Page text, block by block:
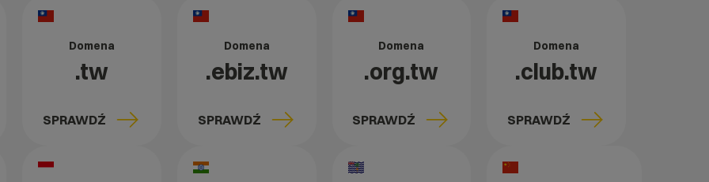
Domena
.tw
SPRAWDŹ
Domena
.ebiz.tw
SPRAWDŹ
Domena
.org.tw
SPRAWDŹ
Domena
.club.tw
SPRAWDŹ